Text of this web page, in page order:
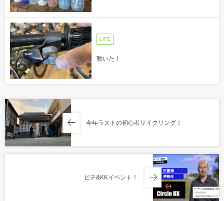
LIFE
動いた！
今年ラストの初心者サイクリング！
ビチ&KKイベント！